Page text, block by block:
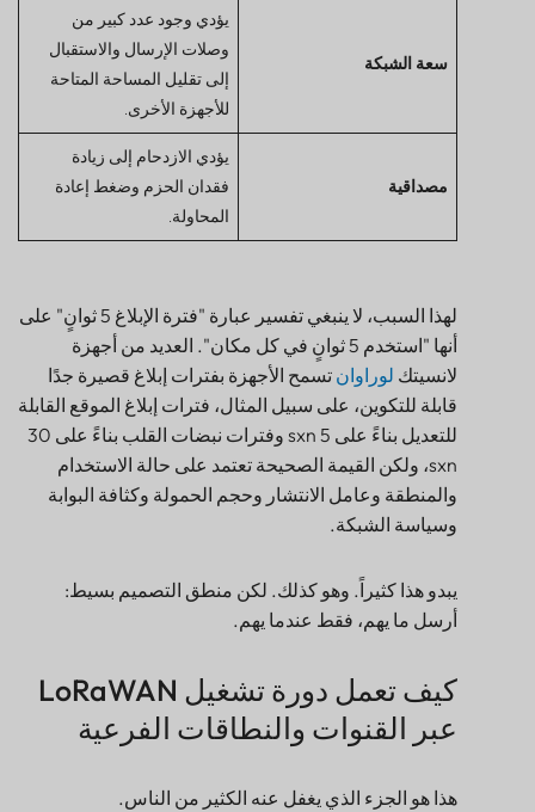
سعة الشبكة
يؤدي وجود عدد كبير من
وصلات الإرسال والاستقبال
إلى تقليل المساحة المتاحة
للأجهزة الأخرى.
مصداقية
يؤدي الازدحام إلى زيادة
فقدان الحزم وضغط إعادة
المحاولة.
لهذا السبب، لا ينبغي تفسير عبارة "فترة الإبلاغ 5 ثوانٍ" على
أنها "استخدم 5 ثوانٍ في كل مكان". العديد من أجهزة
لانسيتك لوراوان تسمح الأجهزة بفترات إبلاغ قصيرة جدًا
قابلة للتكوين، على سبيل المثال، فترات إبلاغ الموقع القابلة
للتعديل بناءً على 5 sxn وفترات نبضات القلب بناءً على 30
sxn، ولكن القيمة الصحيحة تعتمد على حالة الاستخدام
والمنطقة وعامل الانتشار وحجم الحمولة وكثافة البوابة
وسياسة الشبكة.
يبدو هذا كثيراً. وهو كذلك. لكن منطق التصميم بسيط:
أرسل ما يهم، فقط عندما يهم.
كيف تعمل دورة تشغيل LoRaWAN
عبر القنوات والنطاقات الفرعية
هذا هو الجزء الذي يغفل عنه الكثير من الناس.